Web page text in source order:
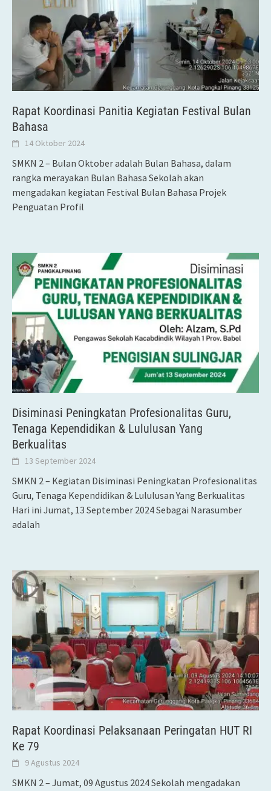
Rapat Koordinasi Panitia Kegiatan Festival Bulan
Bahasa
14 Oktober 2024
SMKN 2 – Bulan Oktober adalah Bulan Bahasa, dalam
rangka merayakan Bulan Bahasa Sekolah akan
mengadakan kegiatan Festival Bulan Bahasa Projek
Penguatan Profil
Disiminasi Peningkatan Profesionalitas Guru,
Tenaga Kependidikan & Lululusan Yang
Berkualitas
13 September 2024
SMKN 2 – Kegiatan Disiminasi Peningkatan Profesionalitas
Guru, Tenaga Kependidikan & Lululusan Yang Berkualitas
Hari ini Jumat, 13 September 2024 Sebagai Narasumber
adalah
Rapat Koordinasi Pelaksanaan Peringatan HUT RI
Ke 79
9 Agustus 2024
SMKN 2 – Jumat, 09 Agustus 2024 Sekolah mengadakan